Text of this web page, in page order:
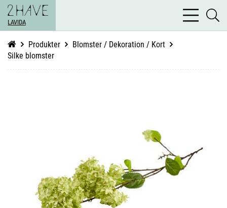
LAVIDA
bars
light
Produkter
Blomster / Dekoration / Kort
Silke blomster